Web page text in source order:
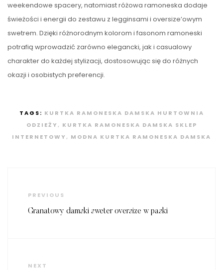
weekendowe spacery, natomiast różowa ramoneska dodaje
świeżości i energii do zestawu z legginsami i oversize’owym
swetrem. Dzięki różnorodnym kolorom i fasonom ramoneski
potrafią wprowadzić zarówno elegancki, jak i casualowy
charakter do każdej stylizacji, dostosowując się do różnych
okazji i osobistych preferencji.
TAGS: KURTKA RAMONESKA DAMSKA HURTOWNIA
ODZIEŻY , KURTKA RAMONESKA DAMSKA SKLEP
INTERNETOWY , MODNA KURTKA RAMONESKA DAMSKA
wpisu
Previous
Post
PREVIOUS
Granatowy damski sweter oversize w paski
Next
NEXT